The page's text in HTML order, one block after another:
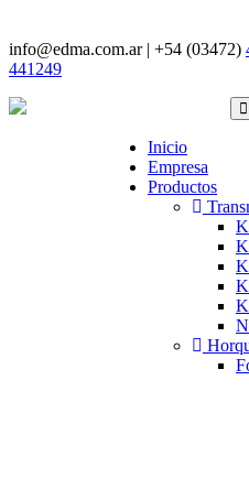
info@edma.com.ar| +54 (03472)
441249
Inicio
Empresa
Productos